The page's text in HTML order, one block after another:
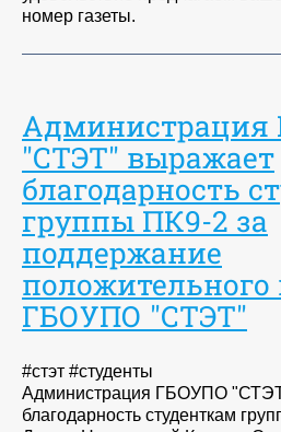
номер газеты.
Администрация
"СТЭТ" выражает
благодарность
группы ПК9-2 за
поддержание
ГБОУПО "СТЭТ"
#стэт #студенты
Администрация ГБОУПО
благодарность студенткам